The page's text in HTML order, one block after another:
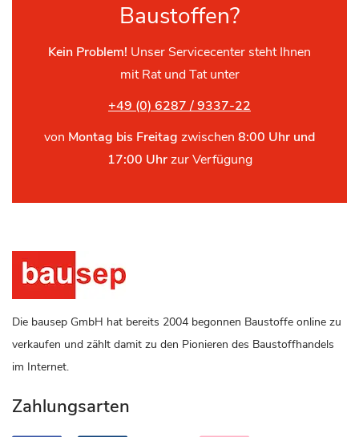
Baustoffen?
Kein Problem! Unser Servicecenter steht Ihnen
mit Rat und Tat unter
+49 (0) 6287 / 9337-22
von Montag bis Freitag zwischen 8:00 Uhr und
17:00 Uhrzur Verfügung
Die bausep GmbH hat bereits 2004 begonnen Baustoffe online zu
verkaufen und zählt damit zu den Pionieren des Baustoffhandels
im Internet.
Zahlungsarten